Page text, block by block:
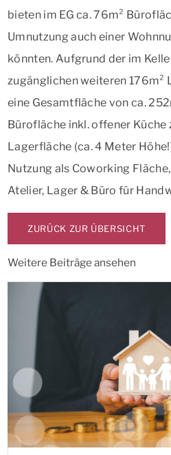
bieten im EG ca. 76m²
Umnutzung auch einer
könnten. Aufgrund der im
zugänglichen weiteren
eine Gesamtfläche von ca.
Bürofläche inkl. offener Küche
Lagerfläche (ca. 4 Meter
Nutzung als Coworking
Atelier, Lager & Büro für
ZURÜCK ZUR ÜBERSICHT
Weitere Beiträge ansehen